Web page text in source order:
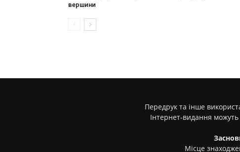
вершини
Передрук та інше
Інтернет-видання
Місце